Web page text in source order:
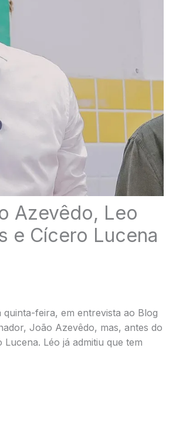
Azevêdo, Leo
e Cícero Lucena
feira, em entrevista ao Blog
João Azevêdo, mas, antes do
Léo já admitiu que tem